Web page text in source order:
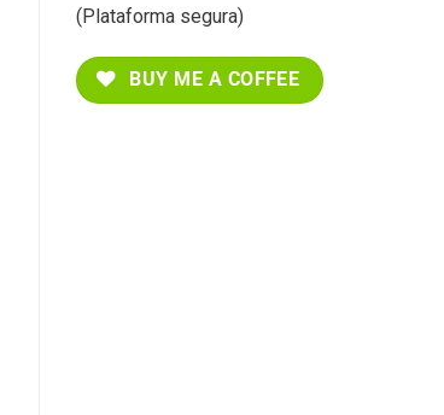
(Plataforma segura)
BUY ME A COFFEE